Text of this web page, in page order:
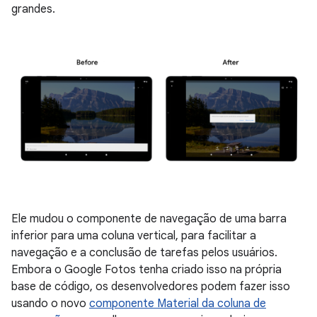
grandes.
Ele mudou o componente de navegação de uma barra
inferior para uma coluna vertical, para facilitar a
navegação e a conclusão de tarefas pelos usuários.
Embora o Google Fotos tenha criado isso na própria
base de código, os desenvolvedores podem fazer isso
usando o novo componente Material da coluna de